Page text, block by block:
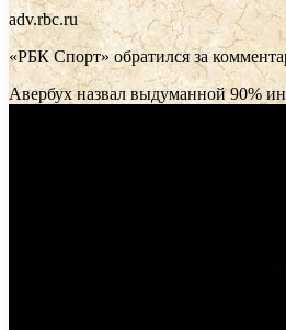
adv.rbc.ru
«РБК Спорт» обратился за
Авербух назвал выдуманной 90%